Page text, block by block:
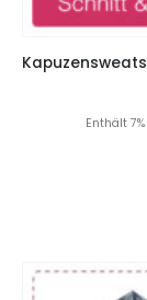
Enthält